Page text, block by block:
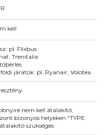
kell
pl. Flixbus
Trenitalia
járatok: pl. Ryanair, Volotea
nem kell átalakító,
bizonyos helyeken "TYPE
szükséges